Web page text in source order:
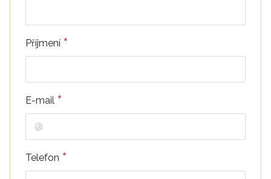
Příjmení *
E-mail *
Telefon *